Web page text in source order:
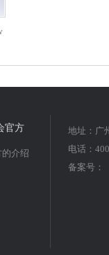
官方
介绍
地址：广
电话：
备案号：